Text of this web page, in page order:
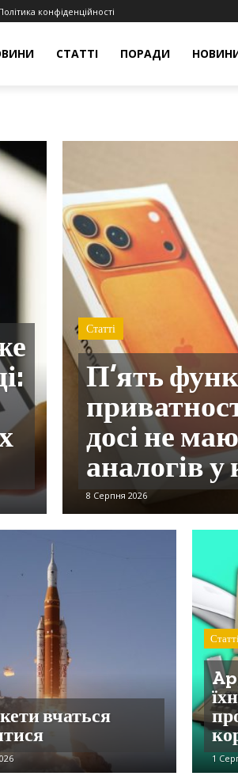
конфіденційності
СТАТТІ ПОРАДИ НОВИНИ
Статті
П’ять
досі не
аналогів у
8 Серпня 2026
вчаться
1